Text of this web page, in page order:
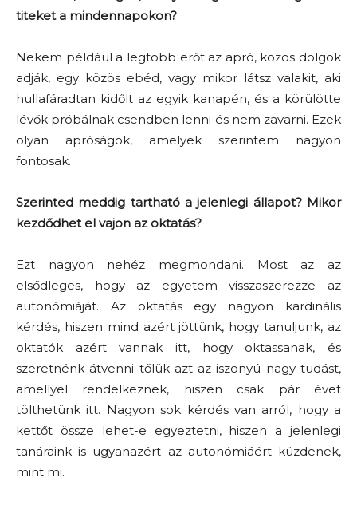
titeket a mindennapokon?
Nekem például a legtöbb erőt az apró, közös dolgok
adják, egy közös ebéd, vagy mikor látsz valakit, aki
hullafáradtan kidőlt az egyik kanapén, és a körülötte
lévők próbálnak csendben lenni és nem zavarni. Ezek
olyan apróságok, amelyek szerintem nagyon
fontosak.
Szerinted meddig tartható a jelenlegi állapot? Mikor
kezdődhet el vajon az oktatás?
Ezt nagyon nehéz megmondani. Most az az
elsődleges, hogy az egyetem visszaszerezze az
autonómiáját. Az oktatás egy nagyon kardinális
kérdés, hiszen mind azért jöttünk, hogy tanuljunk, az
oktatók azért vannak itt, hogy oktassanak, és
szeretnénk átvenni tőlük azt az iszonyú nagy tudást,
amellyel rendelkeznek, hiszen csak pár évet
tölthetünk itt. Nagyon sok kérdés van arról, hogy a
kettőt össze lehet-e egyeztetni, hiszen a jelenlegi
tanáraink is ugyanazért az autonómiáért küzdenek,
mint mi.